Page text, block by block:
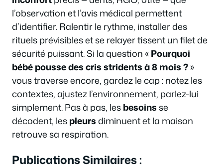
l’observation et l’avis médical permettent
d’identifier. Ralentir le rythme, installer des
rituels prévisibles et se relayer tissent un filet de
sécurité puissant. Si la question «Pourquoi
bébé pousse des cris stridents à 8 mois ?»
vous traverse encore, gardez le cap : notez les
contextes, ajustez l’environnement, parlez-lui
simplement. Pas à pas, lesbesoinsse
décodent, lespleursdiminuent et la maison
retrouve sa respiration.
Publications Similaires :